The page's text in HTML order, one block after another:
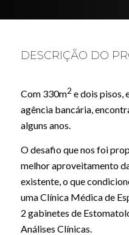
DESCRIÇÃO DO
Com 330m2 e dois pisos,
agência bancária,
alguns anos.
O desafio que nos foi
melhor aproveitamento
existente, o que
uma Clínica Médica de
2 gabinetes de
Análises Clínicas.